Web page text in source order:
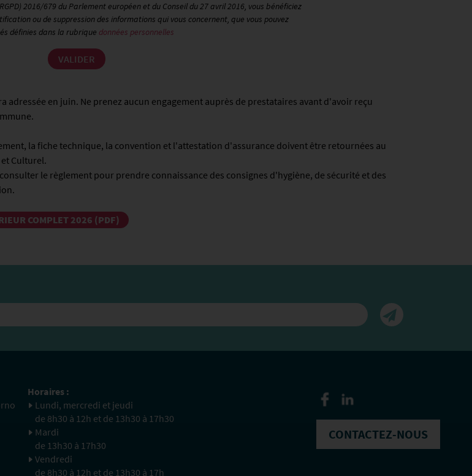
2016/679 du Parlement européen et du Conseil du 27 avril 2016, vous bénéficiez
ou de suppression des informations qui vous concernent, que vous pouvez
définies dans la rubrique données personnelles
adressée en juin. Ne prenez aucun engagement auprès de prestataires avant d'avoir reçu
la fiche technique, la convention et l'attestation d'assurance doivent être retournées au
Culturel.
le règlement pour prendre connaissance des consignes d'hygiène, de sécurité et des
COMPLET 2026 (PDF)
Horaires :
Lundi, mercredi et jeudi
de 8h30 à 12h et de 13h30 à 17h30
Mardi
de 13h30 à 17h30
Vendredi
de 8h30 à 12h et de 13h30 à 17h
CONTACTEZ-NOUS